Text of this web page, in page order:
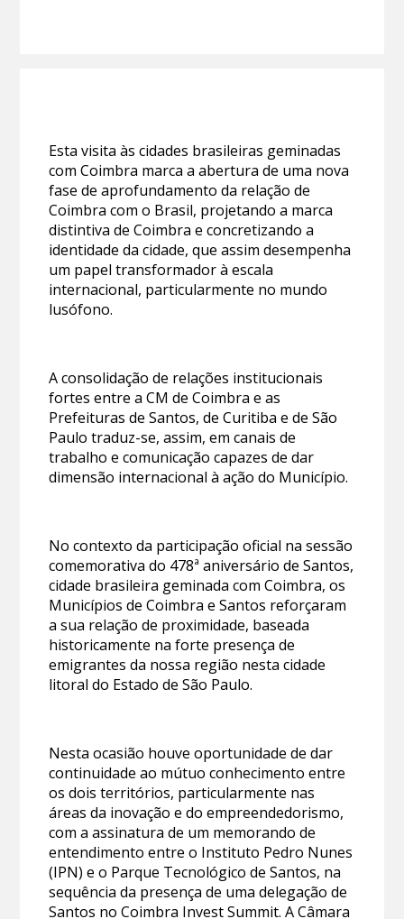
Esta visita às cidades brasileiras geminadas
com Coimbra marca a abertura de uma nova
fase de aprofundamento da relação de
Coimbra com o Brasil, projetando a marca
distintiva de Coimbra e concretizando a
identidade da cidade, que assim desempenha
um papel transformador à escala
internacional, particularmente no mundo
lusófono.
A consolidação de relações institucionais
fortes entre a CM de Coimbra e as
Prefeituras de Santos, de Curitiba e de São
Paulo traduz-se, assim, em canais de
trabalho e comunicação capazes de dar
dimensão internacional à ação do Município.
No contexto da participação oficial na sessão
comemorativa do 478ª aniversário de Santos,
cidade brasileira geminada com Coimbra, os
Municípios de Coimbra e Santos reforçaram
a sua relação de proximidade, baseada
historicamente na forte presença de
emigrantes da nossa região nesta cidade
litoral do Estado de São Paulo.
Nesta ocasião houve oportunidade de dar
continuidade ao mútuo conhecimento entre
os dois territórios, particularmente nas
áreas da inovação e do empreendedorismo,
com a assinatura de um memorando de
entendimento entre o Instituto Pedro Nunes
(IPN) e o Parque Tecnológico de Santos, na
sequência da presença de uma delegação de
Santos no Coimbra Invest Summit. A Câmara